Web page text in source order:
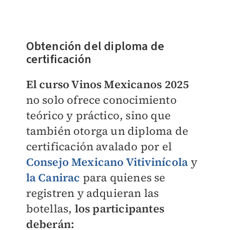
Obtención del diploma de
certificación
El curso Vinos Mexicanos 2025
no solo ofrece conocimiento
teórico y práctico, sino que
también otorga un diploma de
certificación avalado por el
Consejo Mexicano Vitivinícola y
la Canirac para quienes se
registren y adquieran las
botellas, los participantes
deberán: